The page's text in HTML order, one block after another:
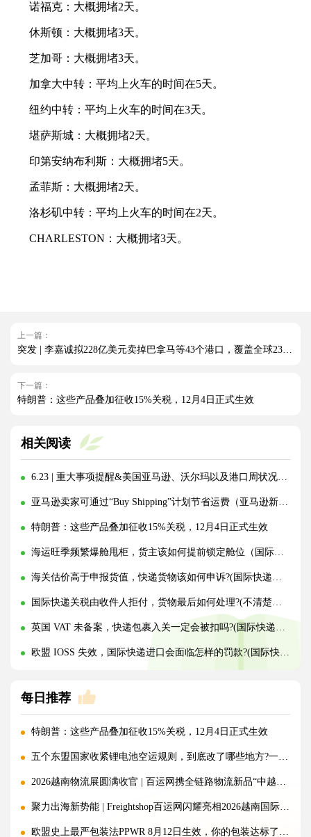
诺福克：大概拥堵2天。
休斯顿：大概拥堵3天。
芝加哥：大概拥堵3天。
加拿大中转：平均上火车的时间在5天。
纽约中转：平均上火车的时间在3天。
堪萨斯城：大概拥堵2天。
印第安纳布利斯：大概拥堵5天。
孟菲斯：大概拥堵2天。
洛杉矶中转：平均上火车的时间在2天。
CHARLESTON：大概拥堵3天。
上一篇：
突发 | 李嘉诚拟228亿美元卖掉巴拿马等43个港口，覆盖全球23个国家！
下一篇：
特朗普：这些产品叠加征收15%关税，12月4日正式生效
相关阅读
6.23 | 重大事项提醒&美国亚马逊、沃尔玛以及港口周状况更新！
亚马逊卖家可通过“Buy Shipping”计划节省运费（亚马逊新政速推）
特朗普：这些产品叠加征收15%关税，12月4日正式生效
海运旺季频繁爆舱甩柜，货主该如何提前锁定舱位（国际海运干货知识分享）
海关估价高于申报货值，快递货物该如何申诉?(国际快递干货知识分享)
国际快递关税由收件人拒付，货物最后如何处理?(不清楚的外贸人看过来)
英国 VAT 未备案，快递包裹入关一定会被扣吗?(国际快递干货知识分享)
欧盟 IOSS 失效，国际快递进口会面临怎样的罚款?(国际快递干货知识分享)
每日推荐
特朗普：这些产品叠加征收15%关税，12月4日正式生效
五个东盟国家收紧锂电池空运规则，到底改了哪些地方?一文讲清!
2026越南物流展圆满收官 | 百运网携全链路物流新品“中越美专线”强势出圈！
聚力出海新势能 | Freightshop百运网闪耀亮相2026越南国际物流展
欧盟史上最严包装法PPWR 8月12日生效，你的包装达标了吗？